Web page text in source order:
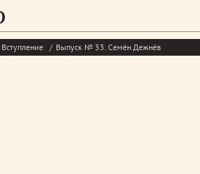
Выпуск № 33. Семён Дежнёв